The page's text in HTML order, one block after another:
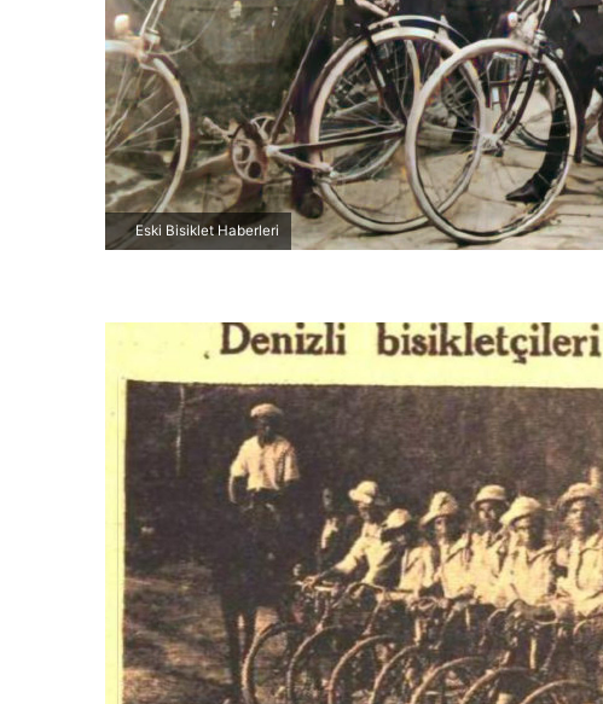
m
e
Eski Bisiklet Haberleri